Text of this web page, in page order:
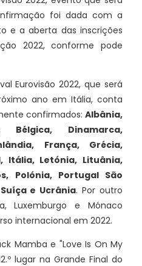
foi dada com a
e a aberta das inscrições
2022, conforme pode
Eurovisão 2022, que será
ano em Itália, conta
confirmados: Albânia,
Bélgica, Dinamarca,
França, Grécia,
Itália, Letónia, Lituânia,
Polónia, Portugal São
e Ucrânia. Por outro
Luxemburgo e Mónaco
internacional em 2022.
Mamba e "Love Is On My
lugar na Grande Final do